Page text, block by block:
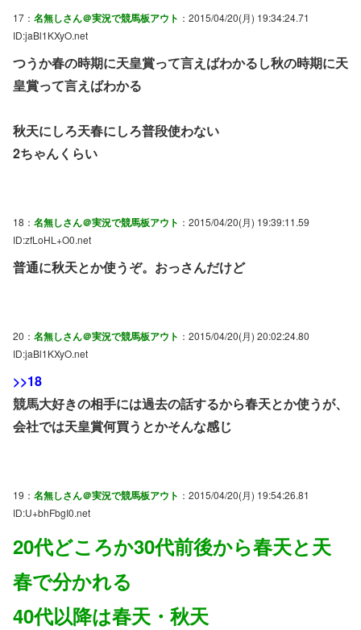
17： 名無しさん＠実況で競馬板アウト ：2015/04/20(月) 19:34:24.71
ID:jaBl1KXyO.net
つうか春の時期に天皇賞って言えばわかるし秋の時期に天
皇賞って言えばわかる
秋天にしろ天春にしろ普段使わない
2ちゃんくらい
18： 名無しさん＠実況で競馬板アウト ：2015/04/20(月) 19:39:11.59
ID:zfLoHL+O0.net
普通に秋天とか使うぞ。おっさんだけど
20： 名無しさん＠実況で競馬板アウト ：2015/04/20(月) 20:02:24.80
ID:jaBl1KXyO.net
>>18
競馬大好きの相手には過去の話するから春天とか使うが、
会社では天皇賞何買うとかそんな感じ
19： 名無しさん＠実況で競馬板アウト ：2015/04/20(月) 19:54:26.81
ID:U+bhFbgI0.net
20代どころか30代前後から春天と天
春で分かれる
40代以降は春天・秋天